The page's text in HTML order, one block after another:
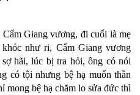
Giang vương, đi cuối là mẹ
như ri, Cẩm Giang vương
hãi, lúc bị tra hỏi, ông có nói
có tội nhưng bệ hạ muốn thần
mong bệ hạ chăm lo sửa đức thì